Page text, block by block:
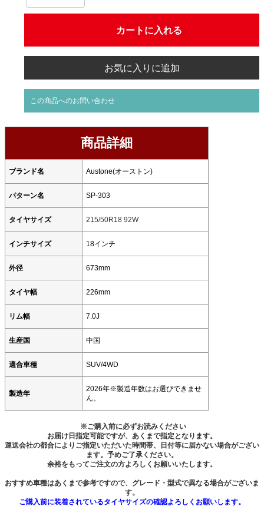
カートに入れる
お気に入りに追加
この商品へのお問い合わせ
商品詳細
ブランド名 Austone(オーストン)
パターン名 SP-303
タイヤサイズ 215/50R18 92W
インチサイズ 18インチ
外径 673mm
タイヤ幅 226mm
リム幅 7.0J
生産国 中国
適合車種 SUV/4WD
製造年
2026年※製造年数はお選びできませ
ん。
※ご購入前に必ずお読みください
お届け日指定可能ですが、あくまで指定となります。
運送会社の都合によりご指定いただいた時間帯、日付等に届かない場合がござい
ます。予めご了承ください。
余裕をもってご注文の方よろしくお願いいたします。
おすすめ車種はあくまで参考ですので、グレード・型式で異なる場合がございま
す。
ご購入前に装着されているタイヤサイズの確認よろしくお願いします。